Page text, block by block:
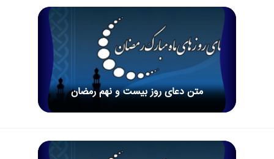
متن دعاى روز بیست و نهم رمضان